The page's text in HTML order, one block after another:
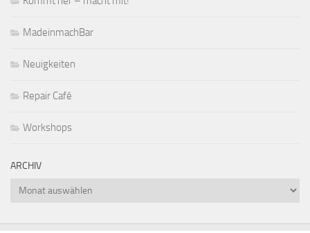
MadeinmachBar
Neuigkeiten
Repair Café
Workshops
ARCHIV
Archiv